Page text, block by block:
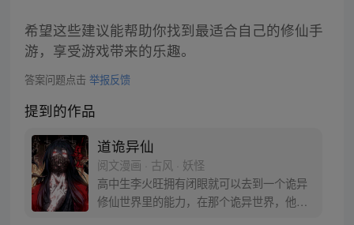
希望这些建议能帮助你找到最适合自己的修仙手
游，享受游戏带来的乐趣。
答案问题点击 举报反馈
提到的作品
道诡异仙
阅文漫画 · 古风 · 妖怪
高中生李火旺拥有闭眼就可以去到一个诡异
修仙世界里的能力，在那个诡异世界，他被